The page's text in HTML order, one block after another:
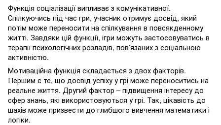
Функція соціалізації випливає з комунікативної.
Спілкуючись під час гри, учасник отримує досвід, який
потім може переносити на спілкування в повсякденному
житті. Завдяки цій функції, ігри можуть застосовуватись в
терапії психологічних розладів, пов’язаних з соціальною
активністю.
Мотиваційна функція складається з двох факторів.
Першим є те, що досвід успіху у грі може переноситись на
реальне життя. Другий фактор – підвищення інтересу до
сфер знань, які використовуються у грі. Так, цікавість до
шахів може призвести до глибшого вивчення математики і
логіки.